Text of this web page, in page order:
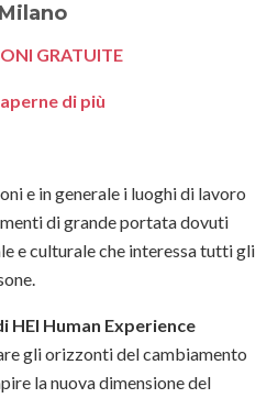
Milano
GRATUITE
di più
e in generale i luoghi di lavoro
di grande portata dovuti
e culturale che interessa tutti gli
HEI Human Experience
gli orizzonti del cambiamento
la nuova dimensione del